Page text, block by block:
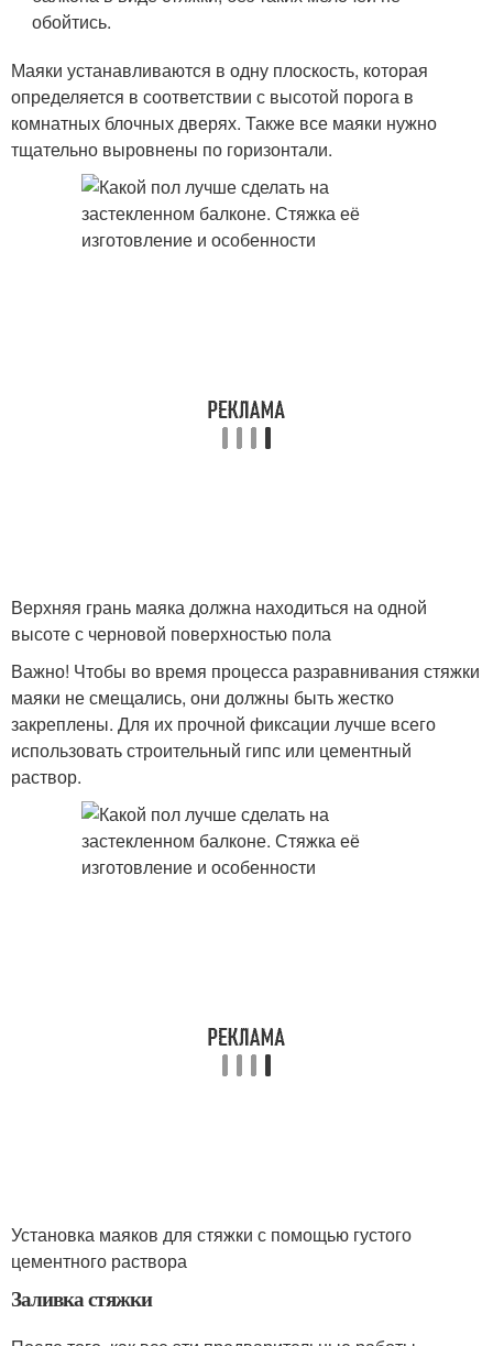
обойтись.
Маяки устанавливаются в одну плоскость, которая
определяется в соответствии с высотой порога в
комнатных блочных дверях. Также все маяки нужно
тщательно выровнены по горизонтали.
Верхняя грань маяка должна находиться на одной
высоте с черновой поверхностью пола
Важно! Чтобы во время процесса разравнивания стяжки
маяки не смещались, они должны быть жестко
закреплены. Для их прочной фиксации лучше всего
использовать строительный гипс или цементный
раствор.
Установка маяков для стяжки с помощью густого
цементного раствора
Заливка стяжки